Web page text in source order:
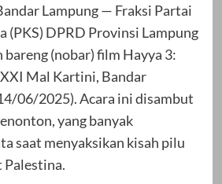
Lampung — Fraksi Partai
(PKS) DPRD Provinsi Lampung
(nobar) film Hayya 3:
Mal Kartini, Bandar
06/2025). Acara ini disambut
yang banyak
saat menyaksikan kisah pilu
Palestina.